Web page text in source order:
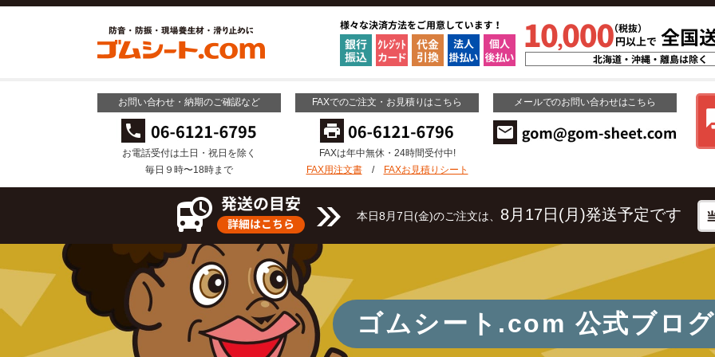
お問い合わせ・納期のご確認など
お電話受付は土日・祝日を除く
毎日９時〜18時まで
FAXでのご注文・お見積りはこちら
FAXは年中無休・24時間受付中!
FAX用注文書/ FAXお見積りシート
メールでのお問い合わせはこちら
本日8月7日(金)のご注文は、 8月17日(月)発送予定です
ゴムシート.com 公式ブログ